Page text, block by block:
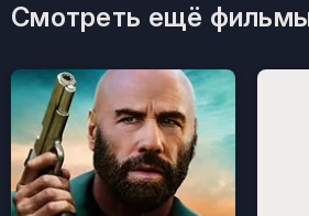
Смотреть ещё